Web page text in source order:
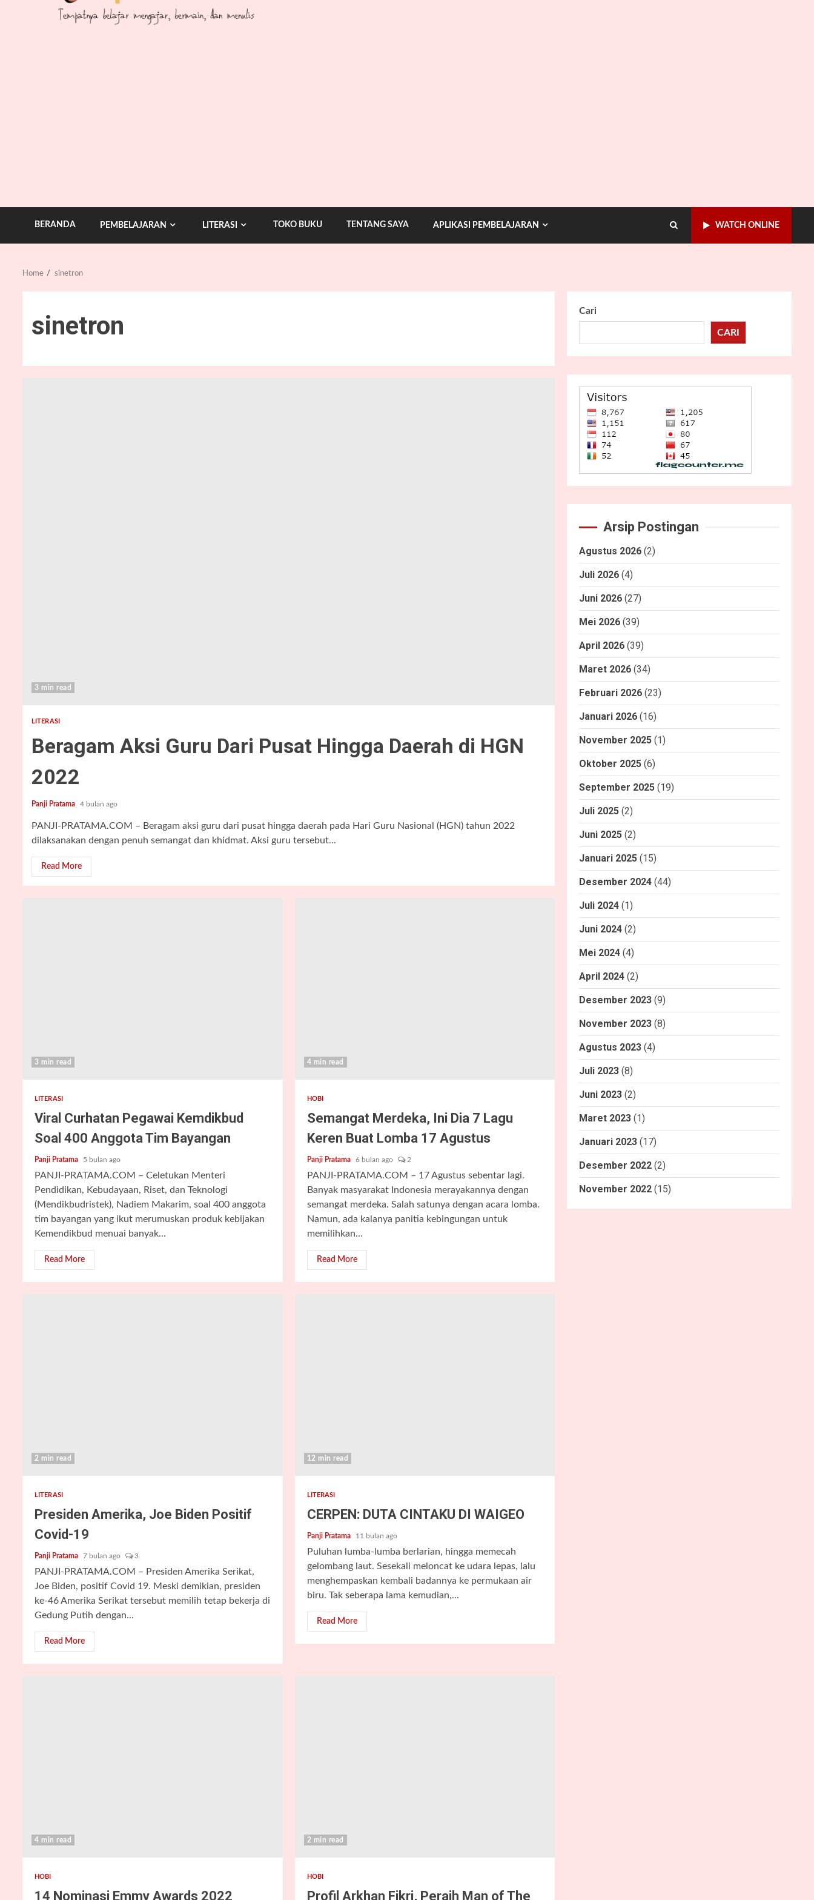
BERANDA PEMBELAJARAN LITERASI TOKO BUKU TENTANG SAYA APLIKASI PEMBELAJARAN WATCH ONLINE
Home sinetron
sinetron
3 min read
LITERASI
Beragam Aksi Guru Dari Pusat Hingga Daerah di HGN
2022
Panji Pratama 4 bulan ago
PANJI-PRATAMA.COM – Beragam aksi guru dari pusat hingga daerah pada Hari Guru Nasional (HGN) tahun 2022
dilaksanakan dengan penuh semangat dan khidmat. Aksi guru tersebut...
Read More
3 min read
LITERASI
Viral Curhatan Pegawai Kemdikbud
Soal 400 Anggota Tim Bayangan
Panji Pratama 5 bulan ago
PANJI-PRATAMA.COM – Celetukan Menteri
Pendidikan, Kebudayaan, Riset, dan Teknologi
(Mendikbudristek), Nadiem Makarim, soal 400 anggota
tim bayangan yang ikut merumuskan produk kebijakan
Kemendikbud menuai banyak...
Read More
4 min read
HOBI
Semangat Merdeka, Ini Dia 7 Lagu
Keren Buat Lomba 17 Agustus
Panji Pratama 6 bulan ago 2
PANJI-PRATAMA.COM – 17 Agustus sebentar lagi.
Banyak masyarakat Indonesia merayakannya dengan
semangat merdeka. Salah satunya dengan acara lomba.
Namun, ada kalanya panitia kebingungan untuk
memilihkan...
Read More
2 min read
LITERASI
Presiden Amerika, Joe Biden Positif
Covid-19
Panji Pratama 7 bulan ago 3
PANJI-PRATAMA.COM – Presiden Amerika Serikat,
Joe Biden, positif Covid 19. Meski demikian, presiden
ke-46 Amerika Serikat tersebut memilih tetap bekerja di
Gedung Putih dengan...
Read More
12 min read
LITERASI
CERPEN: DUTA CINTAKU DI WAIGEO
Panji Pratama 11 bulan ago
Puluhan lumba-lumba berlarian, hingga memecah
gelombang laut. Sesekali meloncat ke udara lepas, lalu
menghempaskan kembali badannya ke permukaan air
biru. Tak seberapa lama kemudian,...
Read More
4 min read
HOBI
14 Nominasi Emmy Awards 2022
2 min read
HOBI
Profil Arkhan Fikri, Peraih Man of The
Cari
CARI
Arsip Postingan
Agustus 2026 (2)
Juli 2026 (4)
Juni 2026 (27)
Mei 2026 (39)
April 2026 (39)
Maret 2026 (34)
Februari 2026 (23)
Januari 2026 (16)
November 2025 (1)
Oktober 2025 (6)
September 2025 (19)
Juli 2025 (2)
Juni 2025 (2)
Januari 2025 (15)
Desember 2024 (44)
Juli 2024 (1)
Juni 2024 (2)
Mei 2024 (4)
April 2024 (2)
Desember 2023 (9)
November 2023 (8)
Agustus 2023 (4)
Juli 2023 (8)
Juni 2023 (2)
Maret 2023 (1)
Januari 2023 (17)
Desember 2022 (2)
November 2022 (15)